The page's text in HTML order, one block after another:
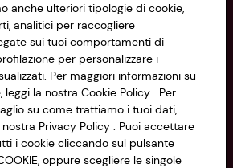
BOLOGNA
Imprese
Servizio clienti
anche ulteriori tipologie di cookie,
analitici per raccogliere
sui tuoi comportamenti di
per personalizzare i
Per maggiori informazioni su
la nostra Cookie Policy . Per
su come trattiamo i tuoi dati,
Privacy Policy . Puoi accettare
i cookie cliccando sul pulsante
oppure scegliere le singole